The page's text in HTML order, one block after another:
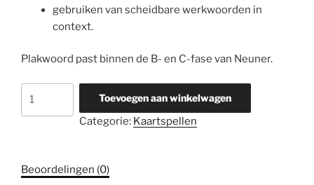
gebruiken van scheidbare werkwoorden in
context.
Plakwoord past binnen de B- en C-fase van Neuner.
Toevoegen aan winkelwagen
Categorie: Kaartspellen
Beoordelingen (0)